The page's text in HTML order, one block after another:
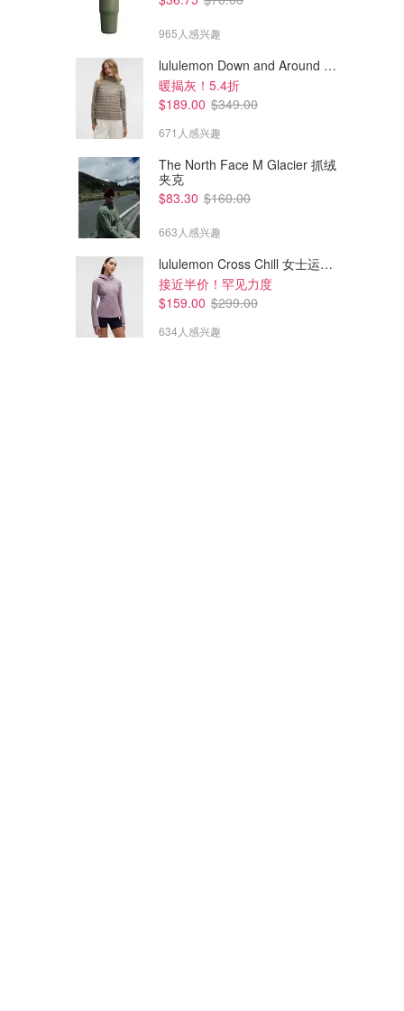
965人感兴趣
lululemon Down and Around 羽绒夹克
暖揭灰！5.4折
$189.00 $349.00
671人感兴趣
The North Face M Glacier 抓绒
夹克
$83.30 $160.00
663人感兴趣
lululemon Cross Chill 女士运动外套
接近半价！罕见力度
$159.00 $299.00
634人感兴趣